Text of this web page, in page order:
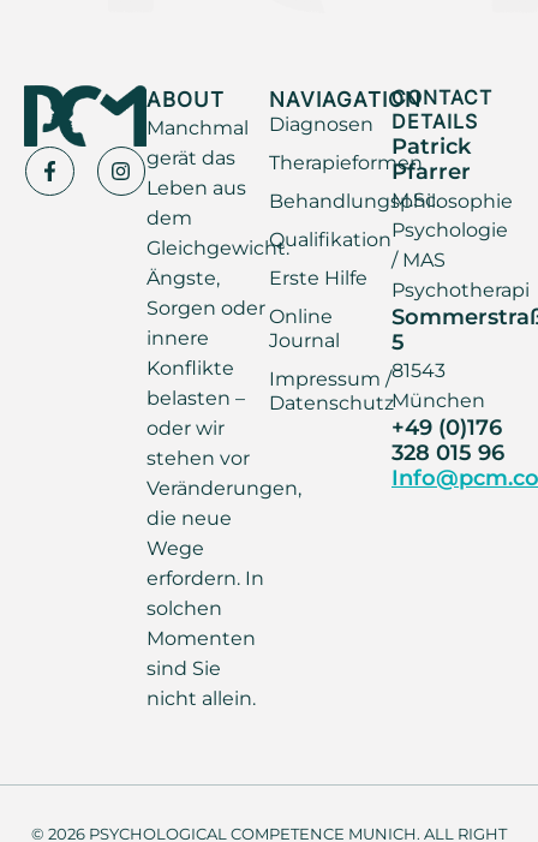
ABOUT
Manchmal
gerät das
Leben aus
dem
Gleichgewicht.
Ängste,
Sorgen oder
innere
Konflikte
belasten –
oder wir
stehen vor
Veränderungen,
die neue
Wege
erfordern. In
solchen
Momenten
sind Sie
nicht allein.
NAVIAGATION
Diagnosen
Therapieformen
Behandlungsphilosophie
Qualifikation
Erste Hilfe
Online
Journal
Impressum /
Datenschutz
CONTACT
DETAILS
Patrick
Pfarrer
M.Sc.
Psychologie
/ MAS
Psychotherapi
5
81543
München
+49 (0)176
328 015 96
© 2026 PSYCHOLOGICAL COMPETENCE MUNICH. ALL RIGHT